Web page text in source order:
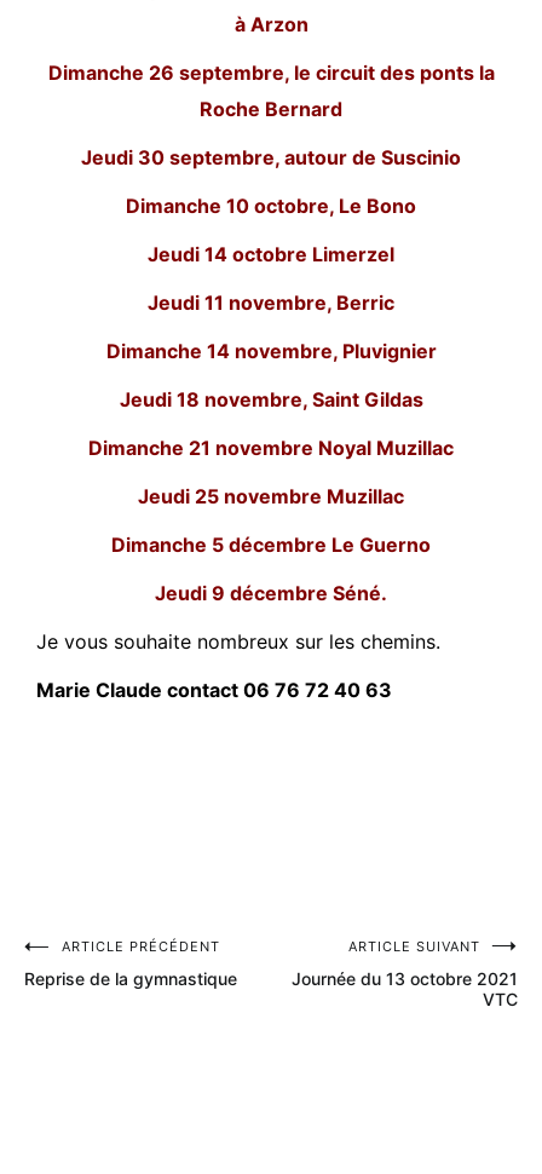
à Arzon
Dimanche 26 septembre, le circuit des ponts la
Roche Bernard
Jeudi 30 septembre, autour de Suscinio
Dimanche 10 octobre, Le Bono
Jeudi 14 octobre Limerzel
Jeudi 11 novembre, Berric
Dimanche 14 novembre, Pluvignier
Jeudi 18 novembre, Saint Gildas
Dimanche 21 novembre Noyal Muzillac
Jeudi 25 novembre Muzillac
Dimanche 5 décembre Le Guerno
Jeudi 9 décembre Séné.
Je vous souhaite nombreux sur les chemins.
Marie Claude contact 06 76 72 40 63
ARTICLE PRÉCÉDENT
Reprise de la gymnastique
ARTICLE SUIVANT
Journée du 13 octobre 2021
VTC